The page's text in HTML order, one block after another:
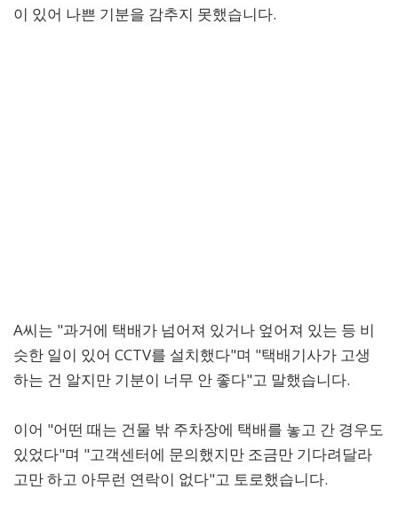
이 있어 나쁜 기분을 감추지 못했습니다.
A씨는 "과거에 택배가 넘어져 있거나 엎어져 있는 등 비
슷한 일이 있어 CCTV를 설치했다"며 "택배기사가 고생
하는 건 알지만 기분이 너무 안 좋다"고 말했습니다.
이어 "어떤 때는 건물 밖 주차장에 택배를 놓고 간 경우도
있었다"며 "고객센터에 문의했지만 조금만 기다려달라
고만 하고 아무런 연락이 없다"고 토로했습니다.